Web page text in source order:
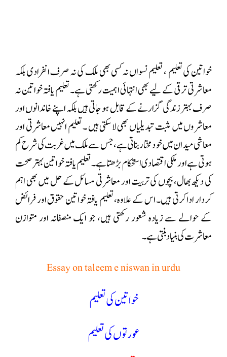
خواتین کی تعلیم ، تعلیم نسواں نہ کسی بھی ملک کی نہ صرف انفرادی بلکہ
معاشرتی ترقی کے لیے بھی انتہائی اہمیت رکھتی ہے۔ تعلیم یافتہ خواتین نہ
صرف بہتر زندگی گزارنے کے قابل ہو جاتی ہیں بلکہ اپنے خاندانوں اور
معاشروں میں مثبت تبدیلیاں بھی لا سکتی ہیں ۔ تعلیم انہیں معاشرتی اور
معاشی میدان میں خودمختار بناتی ہے، جس سے ملک میں غربت کی شرح کم
ہوتی ہے اور ملکی اقتصادی استحکام بڑھتا ہے۔ تعلیم یافتہ خواتین بہتر صحت
کی دیکھ بھال، بچوں کی تربیت اور معاشرتی مسائل کے حل میں بھی اہم
کردار ادا کرتی ہیں۔ اس کے علاوہ، تعلیم یافتہ خواتین حقوق اور فرائض
کے حوالے سے زیادہ شعور رکھتی ہیں، جو ایک منصفانہ اور متوازن
معاشرت کی بنیاد بنتی ہے۔
Essay on taleem e niswan in urdu
خواتین کی تعلیم
عورتوں کی تعلیم